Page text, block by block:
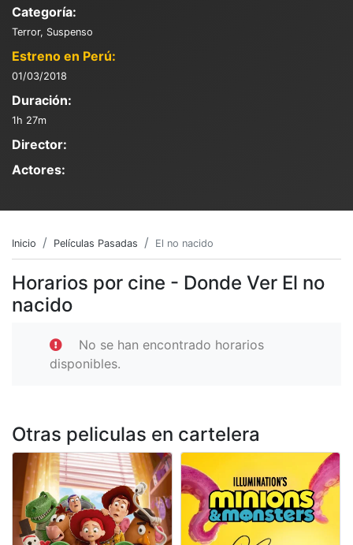
Categoría:
Terror, Suspenso
Estreno en Perú:
01/03/2018
Duración:
1h 27m
Director:
Actores:
Inicio Películas Pasadas El no nacido
Horarios por cine - Donde Ver El no
nacido
No se han encontrado horarios
disponibles.
Otras peliculas en cartelera